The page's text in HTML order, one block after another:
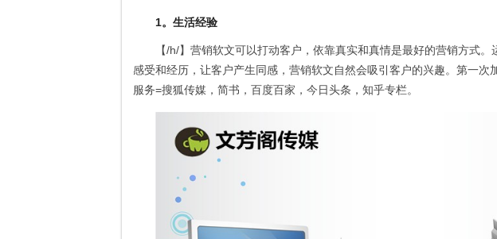
1。生活经验
【/h/】营销软文可以打动客户，依靠真实和真情是最好的营销方式
感受和经历，让客户产生同感，营销软文自然会吸引客户的兴趣。第一次
服务=搜狐传媒，简书，百度百家，今日头条，知乎专栏。